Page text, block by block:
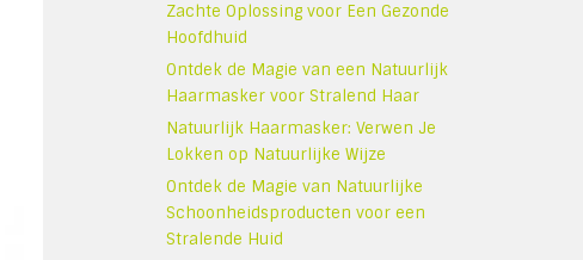
Zachte Oplossing voor Een Gezonde
Hoofdhuid
Ontdek de Magie van een Natuurlijk
Haarmasker voor Stralend Haar
Natuurlijk Haarmasker: Verwen Je
Lokken op Natuurlijke Wijze
Ontdek de Magie van Natuurlijke
Schoonheidsproducten voor een
Stralende Huid